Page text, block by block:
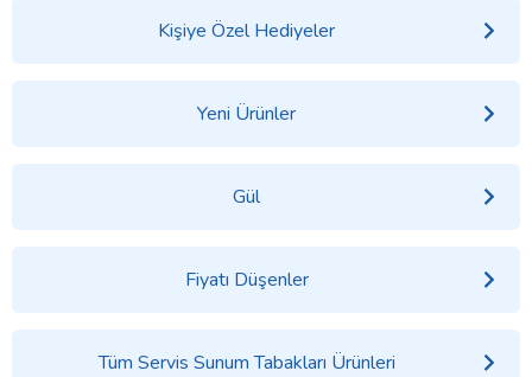
Kişiye Özel Hediyeler
Yeni Ürünler
Gül
Fiyatı Düşenler
Tüm Servis Sunum Tabakları Ürünleri